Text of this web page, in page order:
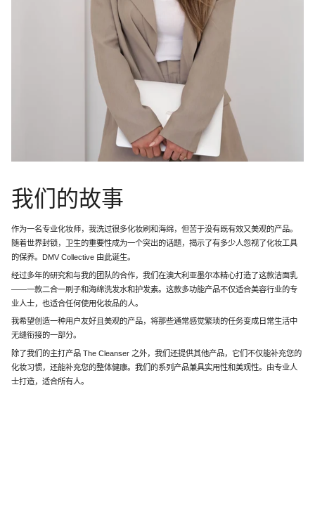
我们的故事
作为一名专业化妆师，我洗过很多化妆刷和海绵，但苦于没有既有效又美观的产品。
随着世界封锁，卫生的重要性成为一个突出的话题，揭示了有多少人忽视了化妆工具
的保养。DMV Collective 由此诞生。
经过多年的研究和与我的团队的合作，我们在澳大利亚墨尔本精心打造了这款洁面乳
——一款二合一刷子和海绵洗发水和护发素。这款多功能产品不仅适合美容行业的专
业人士，也适合任何使用化妆品的人。
我希望创造一种用户友好且美观的产品，将那些通常感觉繁琐的任务变成日常生活中
无缝衔接的一部分。
除了我们的主打产品 The Cleanser 之外，我们还提供其他产品，它们不仅能补充您的
化妆习惯，还能补充您的整体健康。我们的系列产品兼具实用性和美观性。由专业人
士打造，适合所有人。